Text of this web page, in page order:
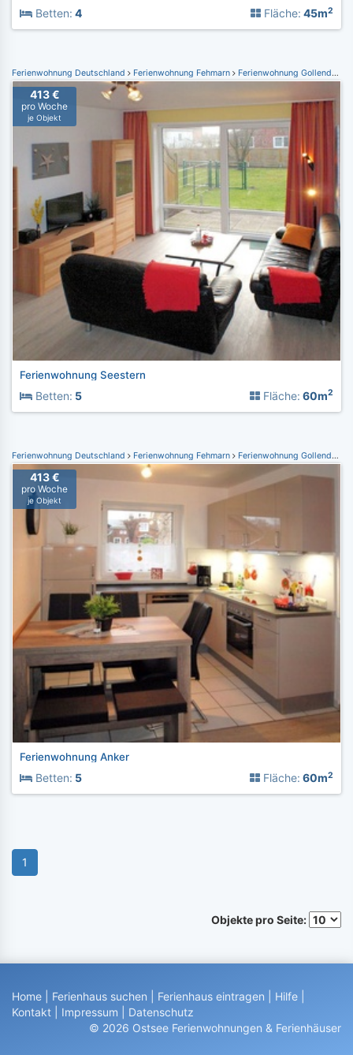
Betten: 4 Fläche: 45m2
Ferienwohnung Deutschland Ferienwohnung Fehmarn Ferienwohnung Gollendorf
413 €
pro Woche
je Objekt
Ferienwohnung Seestern
Betten: 5 Fläche: 60m2
Ferienwohnung Deutschland Ferienwohnung Fehmarn Ferienwohnung Gollendorf
413 €
pro Woche
je Objekt
Ferienwohnung Anker
Betten: 5 Fläche: 60m2
1
Objekte pro Seite:
Home Ferienhaus suchen Ferienhaus eintragen Hilfe
Kontakt
Impressum
Datenschutz
© 2026 Ostsee Ferienwohnungen & Ferienhäuser